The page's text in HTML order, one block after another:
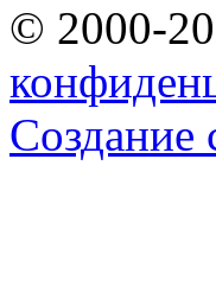
© 2000-
Создание